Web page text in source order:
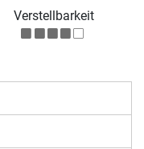
Verstellbarkeit